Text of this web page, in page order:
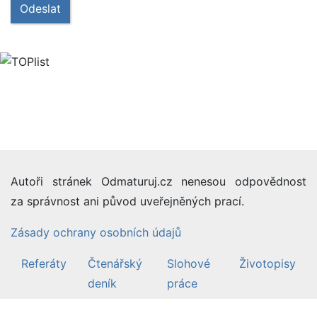
Odeslat
Autoři stránek Odmaturuj.cz nenesou odpovědnost
za správnost ani původ uveřejněných prací.
Zásady ochrany osobních údajů
Referáty
Čtenářský
deník
Slohové
práce
Životopisy